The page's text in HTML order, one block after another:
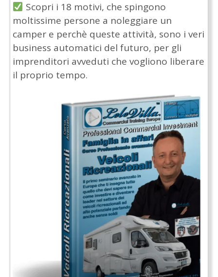
Scopri i 18 motivi, che spingono
moltissime persone a noleggiare un
camper e perchè queste attività, sono i veri
business automatici del futuro, per gli
imprenditori avveduti che vogliono liberare
il proprio tempo.